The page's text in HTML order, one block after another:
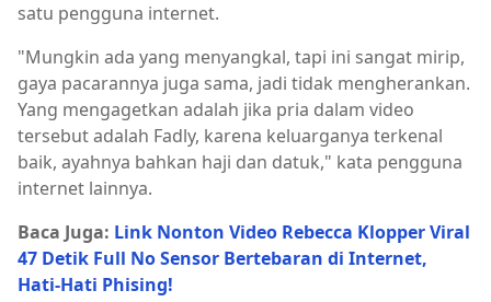
satu pengguna internet.
"Mungkin ada yang menyangkal, tapi ini sangat mirip,
gaya pacarannya juga sama, jadi tidak mengherankan.
Yang mengagetkan adalah jika pria dalam video
tersebut adalah Fadly, karena keluarganya terkenal
baik, ayahnya bahkan haji dan datuk," kata pengguna
internet lainnya.
Baca Juga: Link Nonton Video Rebecca Klopper Viral
47 Detik Full No Sensor Bertebaran di Internet,
Hati-Hati Phising!